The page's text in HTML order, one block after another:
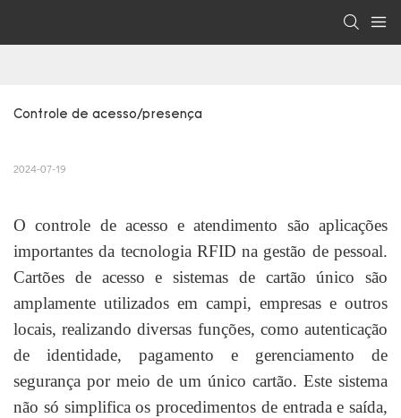
Controle de acesso/presença
2024-07-19
O controle de acesso e atendimento são aplicações
importantes da tecnologia RFID na gestão de pessoal.
Cartões de acesso e sistemas de cartão único são
amplamente utilizados em campi, empresas e outros
locais, realizando diversas funções, como autenticação
de identidade, pagamento e gerenciamento de
segurança por meio de um único cartão. Este sistema
não só simplifica os procedimentos de entrada e saída,